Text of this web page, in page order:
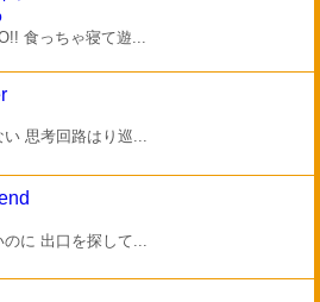
食っちゃ寝て遊...
い 思考回路はり巡...
のに 出口を探して...